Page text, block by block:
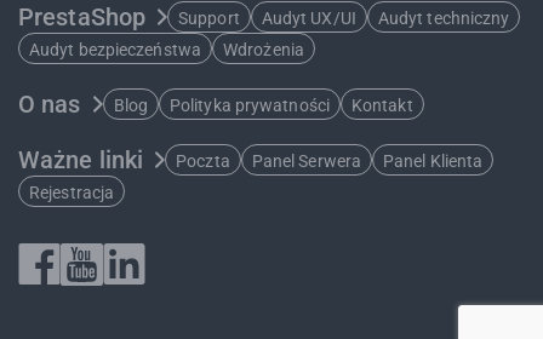
PrestaShop Support Audyt UX/UI
Audyt techniczny
Audyt bezpieczeństwa
Wdrożenia
O nas Blog Polityka prywatności Kontakt
Ważne linki Poczta Panel Serwera
Panel Klienta
Rejestracja